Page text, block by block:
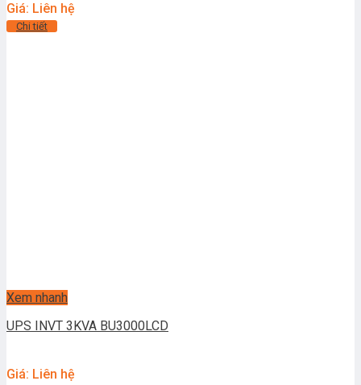
Giá: Liên hệ
Chi tiết
Xem nhanh
UPS INVT 3KVA BU3000LCD
Giá: Liên hệ